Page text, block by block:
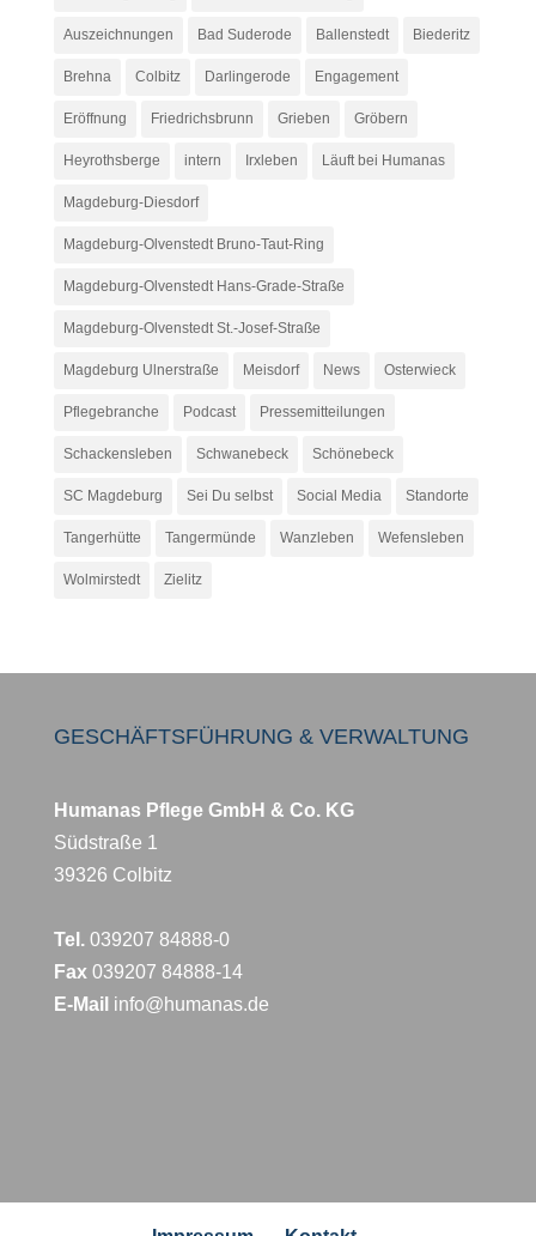
Auszeichnungen Bad Suderode Ballenstedt Biederitz
Brehna Colbitz Darlingerode Engagement
Eröffnung Friedrichsbrunn Grieben Gröbern
Heyrothsberge intern Irxleben Läuft bei Humanas
Magdeburg-Diesdorf
Magdeburg-Olvenstedt Bruno-Taut-Ring
Magdeburg-Olvenstedt Hans-Grade-Straße
Magdeburg-Olvenstedt St.-Josef-Straße
Magdeburg Ulnerstraße Meisdorf News Osterwieck
Pflegebranche Podcast Pressemitteilungen
Schackensleben Schwanebeck Schönebeck
SC Magdeburg Sei Du selbst Social Media Standorte
Tangerhütte Tangermünde Wanzleben Wefensleben
Wolmirstedt Zielitz
GESCHÄFTSFÜHRUNG & VERWALTUNG
Humanas Pflege GmbH & Co. KG
Südstraße 1
39326 Colbitz
Tel.039207 84888-0
Fax039207 84888-14
E-Mail info@humanas.de